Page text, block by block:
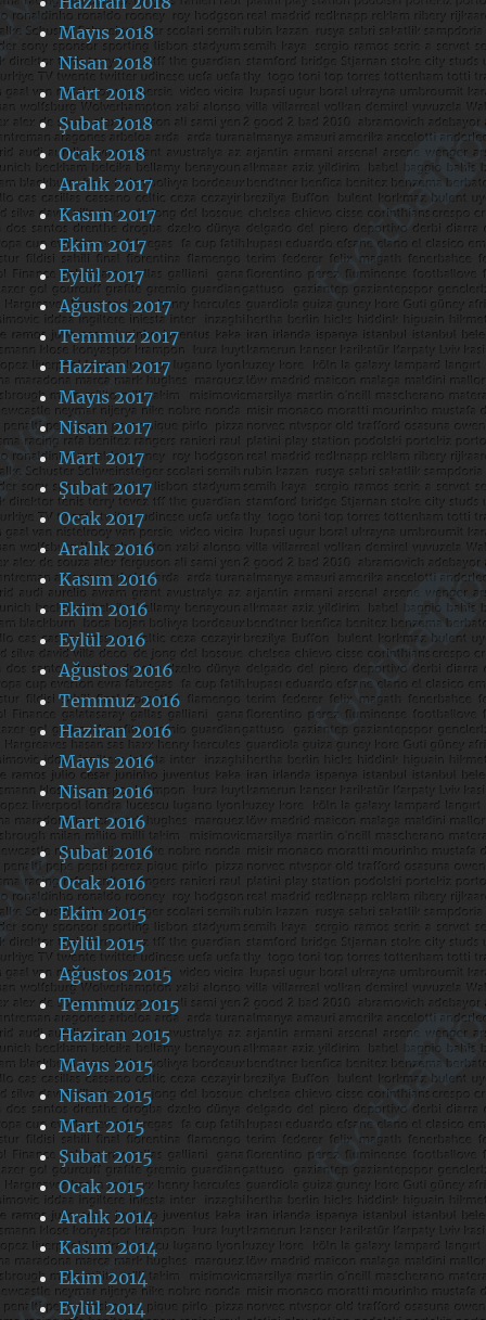
Mayıs 2018
Nisan 2018
Mart 2018
Şubat 2018
Ocak 2018
Aralık 2017
Kasım 2017
Ekim 2017
Eylül 2017
Ağustos 2017
Temmuz 2017
Haziran 2017
Mayıs 2017
Nisan 2017
Mart 2017
Şubat 2017
Ocak 2017
Aralık 2016
Kasım 2016
Ekim 2016
Eylül 2016
Ağustos 2016
Temmuz 2016
Haziran 2016
Mayıs 2016
Nisan 2016
Mart 2016
Şubat 2016
Ocak 2016
Ekim 2015
Eylül 2015
Ağustos 2015
Temmuz 2015
Haziran 2015
Mayıs 2015
Nisan 2015
Mart 2015
Şubat 2015
Ocak 2015
Aralık 2014
Kasım 2014
Ekim 2014
Eylül 2014